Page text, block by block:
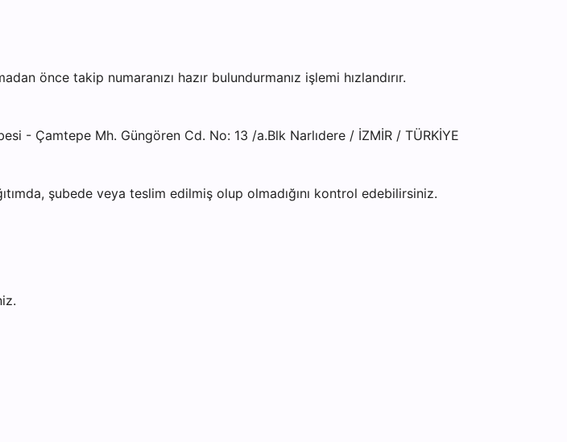
önce takip numaranızı hazır bulundurmanız işlemi hızlandırır.
- Çamtepe Mh. Güngören Cd. No: 13 /a.Blk Narlıdere / İZMİR / TÜRKİYE
şubede veya teslim edilmiş olup olmadığını kontrol edebilirsiniz.